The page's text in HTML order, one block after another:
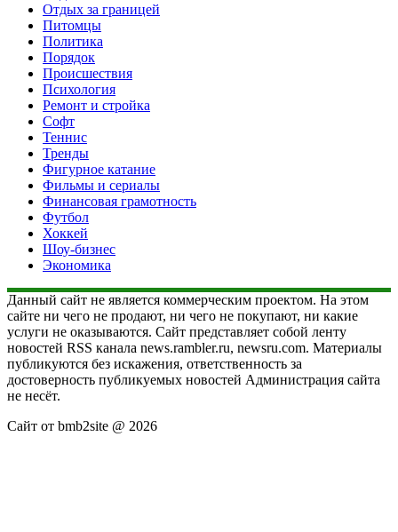
Отдых за границей
Питомцы
Политика
Порядок
Происшествия
Психология
Ремонт и стройка
Софт
Теннис
Тренды
Фигурное катание
Фильмы и сериалы
Финансовая грамотность
Футбол
Хоккей
Шоу-бизнес
Экономика
Данный сайт не является коммерческим проектом. На этом
сайте ни чего не продают, ни чего не покупают, ни какие
услуги не оказываются. Сайт представляет собой ленту
новостей RSS канала news.rambler.ru, newsru.com. Материалы
публикуются без искажения, ответственность за
достоверность публикуемых новостей Администрация сайта
не несёт.
Сайт от bmb2site @ 2026